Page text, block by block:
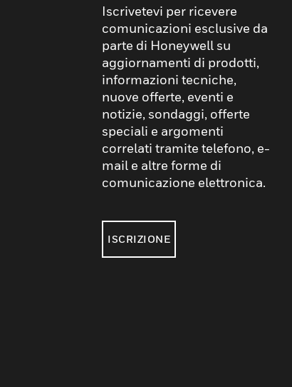
Iscrivetevi per ricevere
comunicazioni esclusive da
parte di Honeywell su
aggiornamenti di prodotti,
informazioni tecniche,
nuove offerte, eventi e
notizie, sondaggi, offerte
speciali e argomenti
correlati tramite telefono, e-
mail e altre forme di
comunicazione elettronica.
ISCRIZIONE